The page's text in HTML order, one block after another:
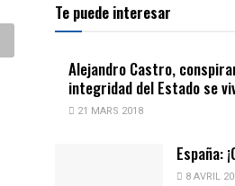
Te puede interesar
Alejandro Castro,
integridad del Estado se
21 MARS 2018
España:
8 AVRIL